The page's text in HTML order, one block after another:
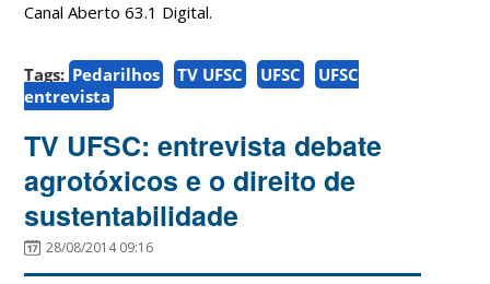
Canal Aberto 63.1 Digital.
Tags: Pedarilhos TV UFSC UFSC
UFSC
entrevista
TV UFSC: entrevista debate
agrotóxicos e o direito de
sustentabilidade
28/08/2014 09:16